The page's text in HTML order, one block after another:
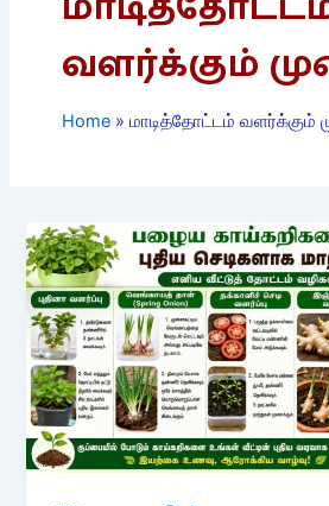
வளர்க்கும்
Home மாடித்தோட்டம் வளர்க்கும்